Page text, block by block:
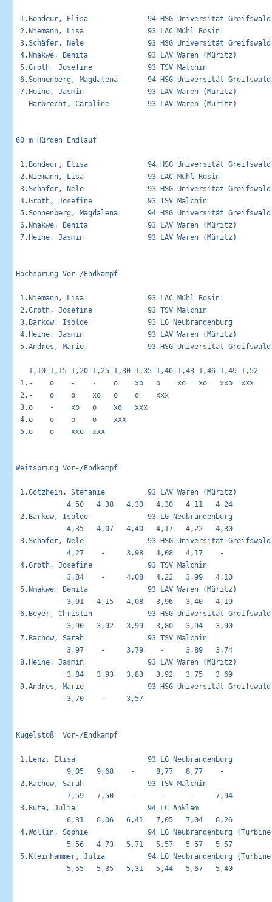
1.Bondeur, Elisa              94 HSG Universität
2.Niemann, Lisa               93 LAC Mühl Rosin
3.Schäfer, Nele               93 HSG Universität
4.Nmakwe, Benita              93 LAV Waren
5.Groth, Josefine             93 TSV Malchin
6.Sonnenberg, Magdalena       94 HSG Universität
7.Heine, Jasmin               93 LAV Waren
Harbrecht, Caroline         93 LAV Waren (Müritz)
60 m Hürden Endlauf
1.Bondeur, Elisa              94 HSG Universität
2.Niemann, Lisa               93 LAC Mühl Rosin
3.Schäfer, Nele               93 HSG Universität
4.Groth, Josefine             93 TSV Malchin
5.Sonnenberg, Magdalena       94 HSG Universität
6.Nmakwe, Benita              93 LAV Waren (Müritz)
7.Heine, Jasmin               93 LAV Waren (Müritz)
Hochsprung Vor-/Endkampf
1.Niemann, Lisa               93 LAC Mühl Rosin
2.Groth, Josefine             93 TSV Malchin
3.Barkow, Isolde              93 LG Neubrandenburg
4.Heine, Jasmin               93 LAV Waren (Müritz)
5.Andres, Marie               93 HSG Universität
   1,10 1,15 1,20 1,25 1,30 1,35 1,40 1,43 1,46 1,49 1,52
1.-    o    -    -    o    xo   o    xo   xo   xxo  xxx
2.-    o    o    xo   o    o    xxx
3.o    -    xo   o    xo   xxx
4.o    o    o    o    xxx
5.o    o    xxo  xxx
Weitsprung Vor-/Endkampf
1.Gotzhein, Stefanie          93 LAV Waren
            4,50   4,38   4,30   4,30   4,11   4,24
2.Barkow, Isolde              93 LG
            4,35   4,07   4,40   4,17   4,22   4,30
3.Schäfer, Nele               93 HSG Universität
            4,27    -     3,98   4,08   4,17    -
4.Groth, Josefine             93 TSV Malchin
            3,84    -     4,08   4,22   3,99   4,10
5.Nmakwe, Benita              93 LAV Waren
            3,91   4,15   4,08   3,96   3,40   4,19
6.Beyer, Christin             93 HSG Universität
            3,90   3,92   3,99   3,80   3,94   3,90
7.Rachow, Sarah               93 TSV Malchin
            3,97    -     3,79    -     3,89   3,74
8.Heine, Jasmin               93 LAV Waren
            3,84   3,93   3,83   3,92   3,75   3,69
9.Andres, Marie               93 HSG Universität
            3,70    -     3,57
Kugelstoß  Vor-/Endkampf
1.Lenz, Elisa                 93 LG Neubrandenburg
            9,05   9,68    -     8,77   8,77    -
2.Rachow, Sarah               93 TSV Malchin
            7,59   7,50    -      -      -     7,94
3.Ruta, Julia                 94 LC Anklam
            6,31   6,06   6,41   7,05   7,04   6,26
4.Wollin, Sophie              94 LG Neubrandenburg
            5,56   4,73   5,71   5,57   5,57   5,57
5.Kleinhammer, Julia          94 LG Neubrandenburg
            5,55   5,35   5,31   5,44   5,67   5,40